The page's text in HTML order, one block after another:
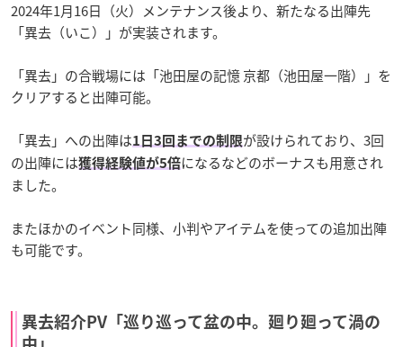
2024年1月16日（火）メンテナンス後より、新たなる出陣先
「異去（いこ）」が実装されます。
「異去」の合戦場には「池田屋の記憶 京都（池田屋一階）」を
クリアすると出陣可能。
「異去」への出陣は1日3回までの制限が設けられており、3回
の出陣には獲得経験値が5倍になるなどのボーナスも用意され
ました。
またほかのイベント同様、小判やアイテムを使っての追加出陣
も可能です。
異去紹介PV「巡り巡って盆の中。廻り廻って渦の
中」